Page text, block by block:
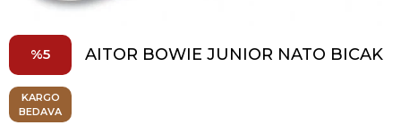
5 AITOR BOWIE JUNIOR NATO BICAK
KARGO
BEDAVA